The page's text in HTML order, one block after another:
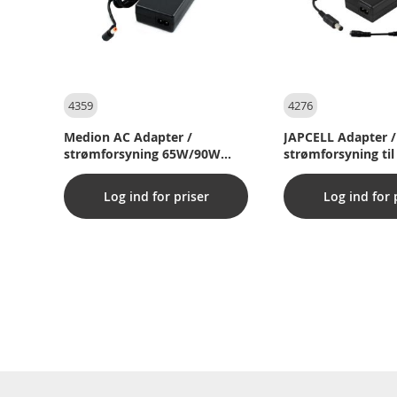
4359
Medion AC Adapter /
strømforsyning 65W/90W
(Original)
Log ind for priser
4276
JAPCELL Adapter /
strømforsyning til
65W/90W
Log ind for